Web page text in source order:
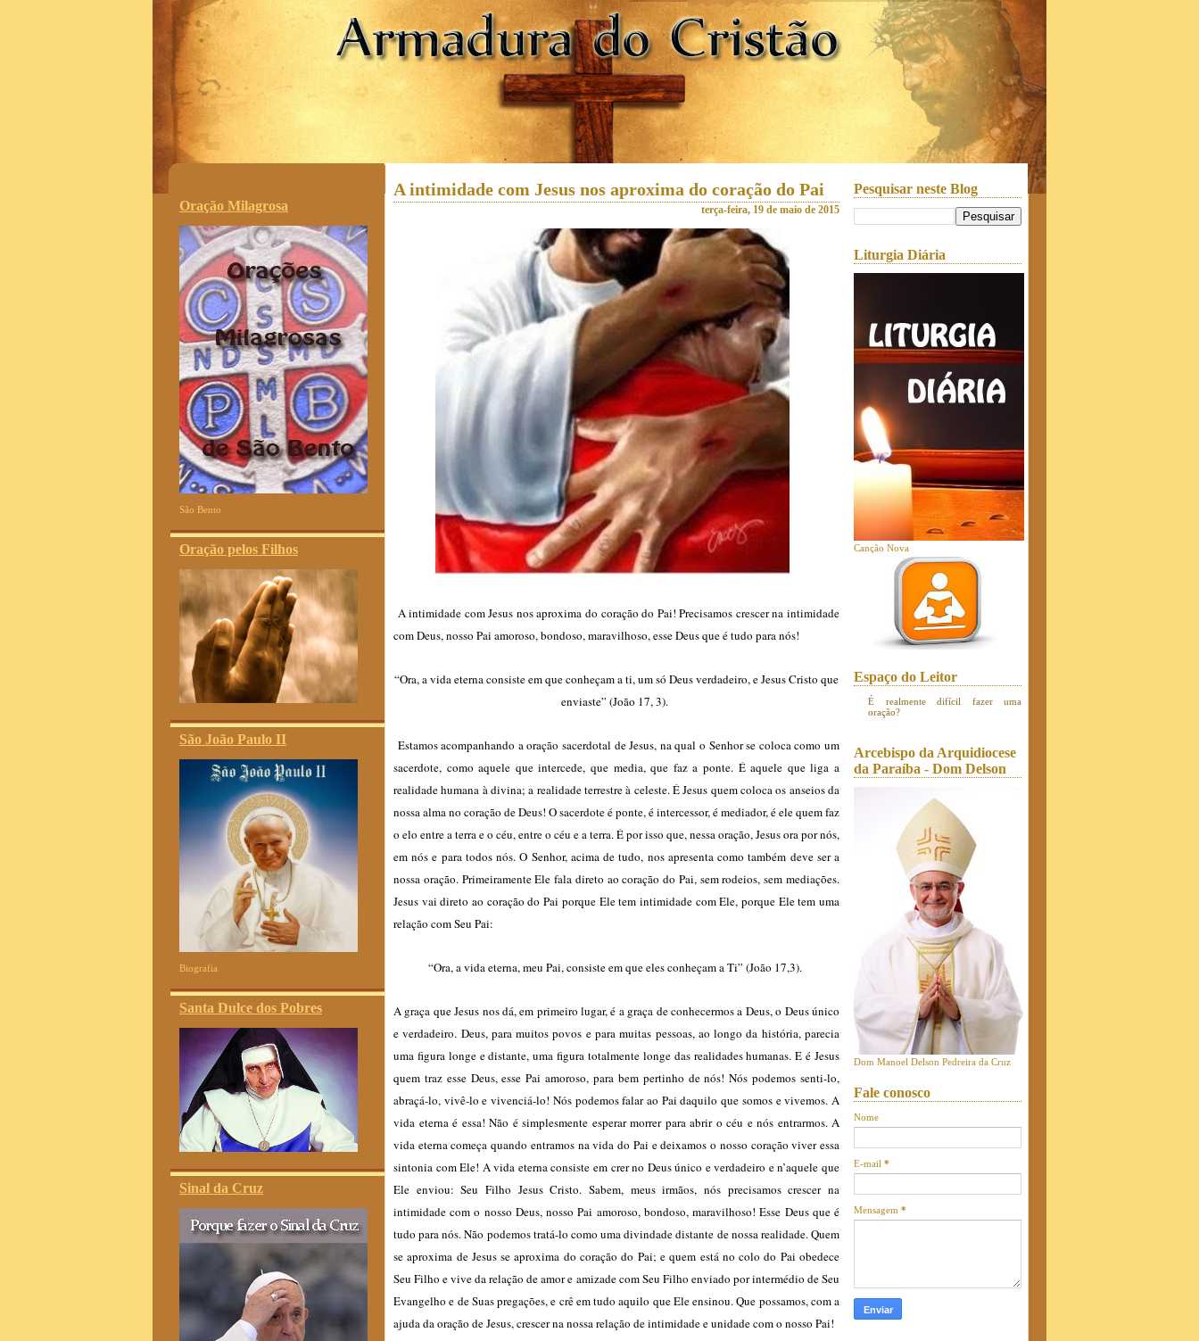
.
Oração Milagrosa
São Bento
Oração pelos Filhos
São João Paulo II
Biografia
Santa Dulce dos Pobres
Sinal da Cruz
A intimidade com Jesus nos aproxima do coração do Pai
terça-feira, 19 de maio de 2015
A intimidade com Jesus nos aproxima do coração do Pai! Precisamos crescer na intimidade
com Deus, nosso Pai amoroso, bondoso, maravilhoso, esse Deus que é tudo para nós!
“Ora, a vida eterna consiste em que conheçam a ti, um só Deus verdadeiro, e Jesus Cristo que
enviaste” (João 17, 3).
Estamos acompanhando a oração sacerdotal de Jesus, na qual o Senhor se coloca como um
sacerdote, como aquele que intercede, que media, que faz a ponte. É aquele que liga a
realidade humana à divina; a realidade terrestre à celeste. É Jesus quem coloca os anseios da
nossa alma no coração de Deus! O sacerdote é ponte, é intercessor, é mediador, é ele quem faz
o elo entre a terra e o céu, entre o céu e a terra. É por isso que, nessa oração, Jesus ora por nós,
em nós e para todos nós. O Senhor, acima de tudo, nos apresenta como também deve ser a
nossa oração. Primeiramente Ele fala direto ao coração do Pai, sem rodeios, sem mediações.
Jesus vai direto ao coração do Pai porque Ele tem intimidade com Ele, porque Ele tem uma
relação com Seu Pai:
“Ora, a vida eterna, meu Pai, consiste em que eles conheçam a Ti” (João 17,3).
A graça que Jesus nos dá, em primeiro lugar, é a graça de conhecermos a Deus, o Deus único
e verdadeiro. Deus, para muitos povos e para muitas pessoas, ao longo da história, parecia
uma figura longe e distante, uma figura totalmente longe das realidades humanas. E é Jesus
quem traz esse Deus, esse Pai amoroso, para bem pertinho de nós! Nós podemos senti-lo,
abraçá-lo, vivê-lo e vivenciá-lo! Nós podemos falar ao Pai daquilo que somos e vivemos. A
vida eterna é essa! Não é simplesmente esperar morrer para abrir o céu e nós entrarmos. A
vida eterna começa quando entramos na vida do Pai e deixamos o nosso coração viver essa
sintonia com Ele! A vida eterna consiste em crer no Deus único e verdadeiro e n’aquele que
Ele enviou: Seu Filho Jesus Cristo. Sabem, meus irmãos, nós precisamos crescer na
intimidade com o nosso Deus, nosso Pai amoroso, bondoso, maravilhoso! Esse Deus que é
tudo para nós. Não podemos tratá-lo como uma divindade distante de nossa realidade. Quem
se aproxima de Jesus se aproxima do coração do Pai; e quem está no colo do Pai obedece
Seu Filho e vive da relação de amor e amizade com Seu Filho enviado por intermédio de Seu
Evangelho e de Suas pregações, e crê em tudo aquilo que Ele ensinou. Que possamos, com a
ajuda da oração de Jesus, crescer na nossa relação de intimidade e unidade com o nosso Pai!
Pesquisar neste Blog
Liturgia Diária
Canção Nova
Espaço do Leitor
É realmente difícil fazer uma
oração?
Arcebispo da Arquidiocese
da Paraíba - Dom Delson
Dom Manoel Delson Pedreira da Cruz
Fale conosco
Nome
E-mail *
Mensagem *